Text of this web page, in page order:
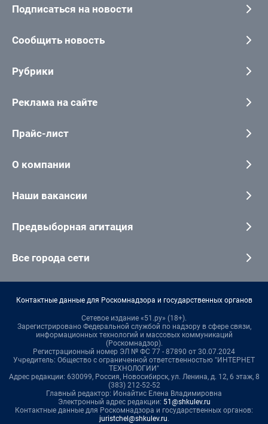
Подписаться на новости
Сообщить новость
Рубрики
Реклама на сайте
Прайс-лист
О компании
Наши вакансии
Предвыборная агитация
Все города сети
Контактные данные для Роскомнадзора и государственных органов
Сетевое издание «51.ру» (18+).
Зарегистрировано Федеральной службой по надзору в сфере связи,
информационных технологий и массовых коммуникаций
(Роскомнадзор).
Регистрационный номер ЭЛ № ФС 77 - 87890 от 30.07.2024
Учредитель: Общество с ограниченной ответственностью "ИНТЕРНЕТ
ТЕХНОЛОГИИ"
Адрес редакции: 630099, Россия, Новосибирск, ул. Ленина, д. 12, 6 этаж, 8
(383) 212-52-52
Главный редактор: Ионайтис Елена Владимировна
Электронный адрес редакции: 51@shkulev.ru
Контактные данные для Роскомнадзора и государственных органов:
juristchel@shkulev.ru.